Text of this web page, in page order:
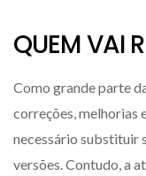
QUEM VAI
Como grande parte
correções, melhorias
necessário substituir
versões. Contudo, a